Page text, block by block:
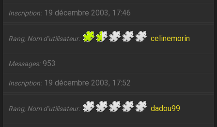
Inscription 19 décembre 2003, 17:46
Rang, Nom d’utilisateur celinemorin
Messages 953
Inscription 19 décembre 2003, 17:52
Rang, Nom d’utilisateur dadou99